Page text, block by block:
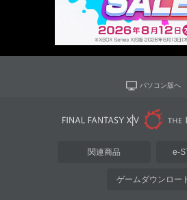
パソコン版へ
関連商品 e-
ゲームダウンロー